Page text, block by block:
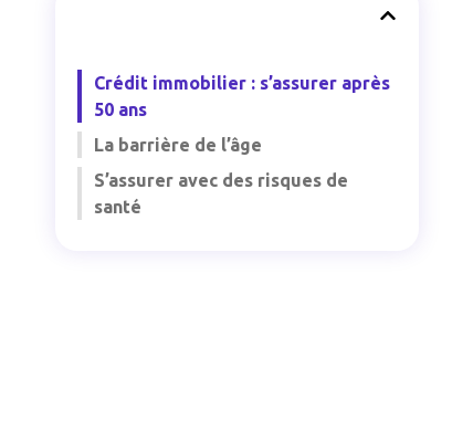
Crédit immobilier : s’assurer après
50 ans
La barrière de l’âge
S’assurer avec des risques de
santé